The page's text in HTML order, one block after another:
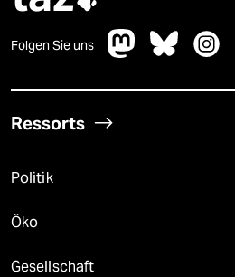
Folgen Sie uns
Ressorts
Politik
Öko
Gesellschaft